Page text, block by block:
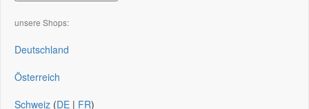
unsere Shops:
Deutschland
Österreich
Schweiz (DE | FR)